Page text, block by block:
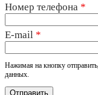
Номер телефона *
E-mail *
Нажимая на кнопку
данных.